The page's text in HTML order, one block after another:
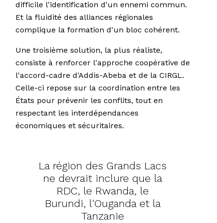
difficile l'identification d'un ennemi commun.
Et la fluidité des alliances régionales
complique la formation d'un bloc cohérent.
Une troisième solution, la plus réaliste,
consiste à renforcer l'approche coopérative de
l'accord-cadre d'Addis-Abeba et de la CIRGL.
Celle-ci repose sur la coordination entre les
États pour prévenir les conflits, tout en
respectant les interdépendances
économiques et sécuritaires.
La région des Grands Lacs
ne devrait inclure que la
RDC, le Rwanda, le
Burundi, l'Ouganda et la
Tanzanie